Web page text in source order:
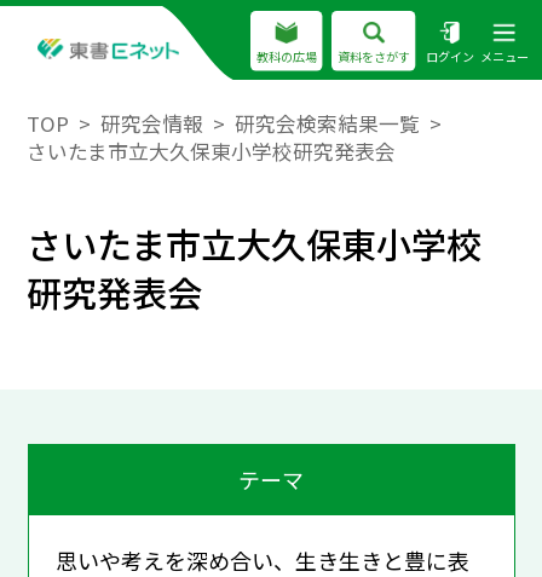
教科の広場 資料をさがす ログイン メニュー
TOP 研究会情報
研究会検索結果一覧
さいたま市立大久保東小学校研究発表会
さいたま市立大久保東小学校
研究発表会
テーマ
思いや考えを深め合い、生き生きと豊に表